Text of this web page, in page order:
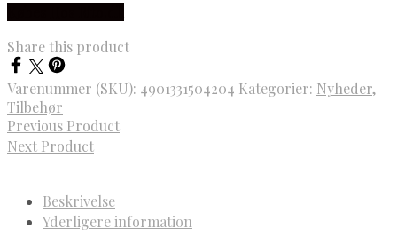
Share this product
Varenummer (SKU): 4901331504204 Kategorier: Nyheder,
Tilbehør
Previous Product
Next Product
Beskrivelse
Yderligere information